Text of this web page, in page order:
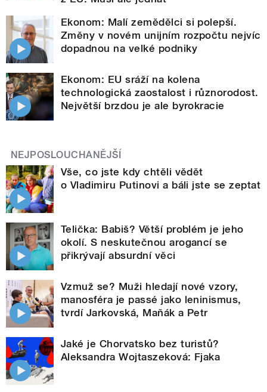
Ekonom: Malí zemědělci si polepší.
Změny v novém unijním rozpočtu nejvíc
dopadnou na velké podniky
Ekonom: EU sráží na kolena
technologická zaostalost i různorodost.
Největší brzdou je ale byrokracie
NEJPOSLOUCHANĚJŠÍ
Vše, co jste kdy chtěli vědět
o Vladimiru Putinovi a báli jste se zeptat
Telička: Babiš? Větší problém je jeho
okolí. S neskutečnou arogancí se
přikrývají absurdní věci
Vzmuž se? Muži hledají nové vzory,
manosféra je passé jako leninismus,
tvrdí Jarkovská, Maňák a Petr
Jaké je Chorvatsko bez turistů?
Aleksandra Wojtaszeková: Fjaka